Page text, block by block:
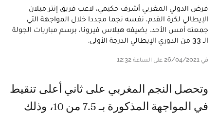
فرض الدولي المغربي أشرف حكيمي، لاعب فريق إنتر ميلان
الإيطالي لكرة القدم، نفسه نجما مجددا خلال المواجهة التي
جمعته أمس الأحد، بضيفه هيلاس فيرونا، برسم مباريات الجولة
الـ 33 من الدوري الإيطالي الدرجة الأولى.
في 26/04/2021 على الساعة 12:32
وتحصل النجم المغربي على ثاني أعلى تنقيط
في المواجهة المذكورة بـ 7.5 من 10، وذلك